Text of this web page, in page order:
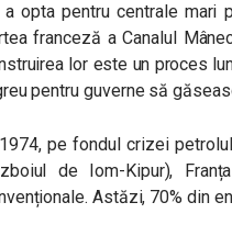
a opta pentru centrale mari
franceză a Canalul
lor este un proces
pentru guverne să
pe fondul crizei
de Iom-Kipur),
Astăzi, 70% din